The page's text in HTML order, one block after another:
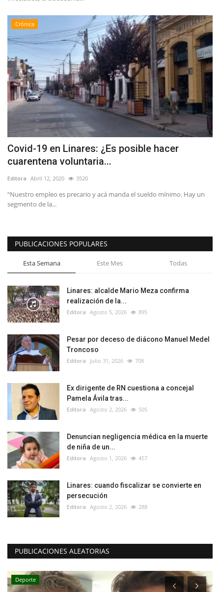
Crónica
Covid-19 en Linares: ¿Es posible hacer
cuarentena voluntaria...
Editora Abril 12, 2020 3520
“Nuestro empleo es precario y acá manda el sueldo mínimo. Hay un
segmento de la...
PUBLICACIONES POPULARES
Esta Semana Este Mes Todas
Linares: alcalde Mario Meza confirma
realización de la...
Editora Agosto 5, 2026 895
Pesar por deceso de diácono Manuel Medel
Troncoso
Editora Julio 31, 2026 708
Ex dirigente de RN cuestiona a concejal
Pamela Ávila tras...
Editora Agosto 2, 2026 505
Denuncian negligencia médica en la muerte
de niña de un...
Editora Agosto 1, 2026 457
Linares: cuando fiscalizar se convierte en
persecución
Editora Agosto 2, 2026 288
PUBLICACIONES ALEATORIAS
Deporte